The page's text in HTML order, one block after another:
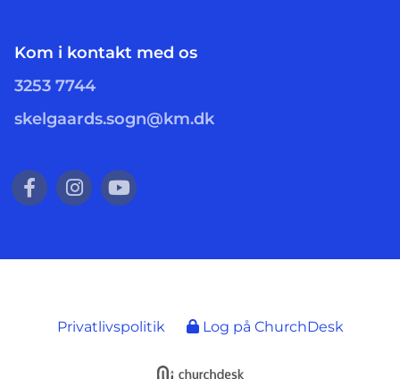
Kom i kontakt med os
3253 7744
skelgaards.sogn@km.dk
Privatlivspolitik Log på ChurchDesk